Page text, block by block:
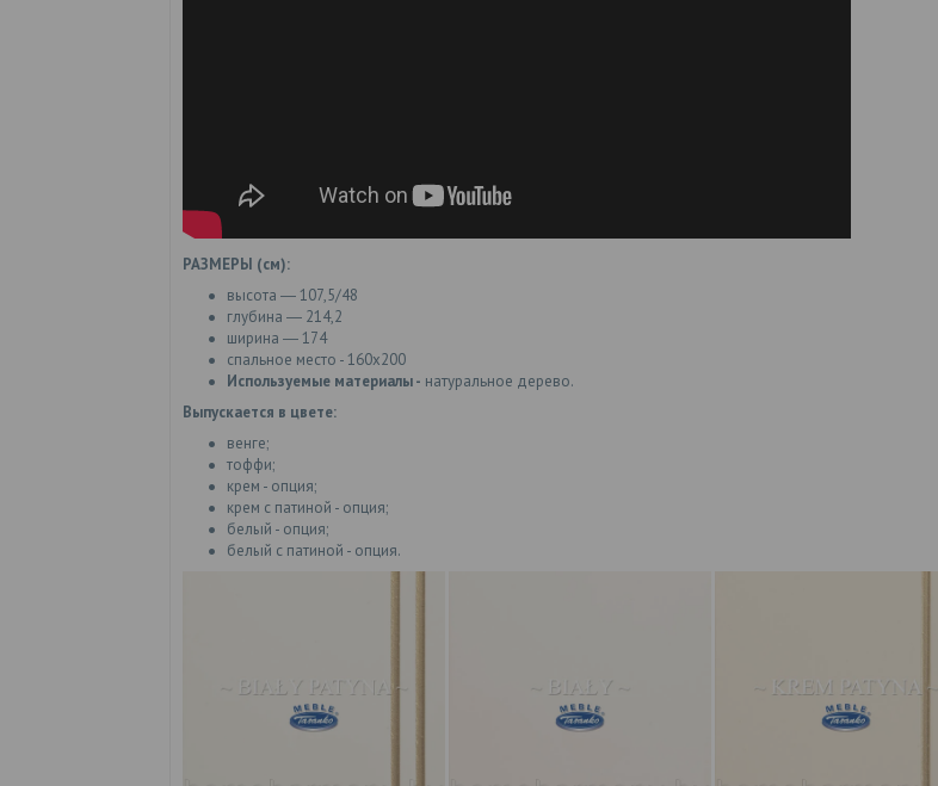
РАЗМЕРЫ (см):
высота ― 107,5/48
глубина ― 214,2
ширина ― 174
спальное место - 160х200
Используемые материалы - натуральное дерево.
Выпускается в цвете:
венге;
тоффи;
крем - опция;
крем с патиной - опция;
белый - опция;
белый с патиной - опция.